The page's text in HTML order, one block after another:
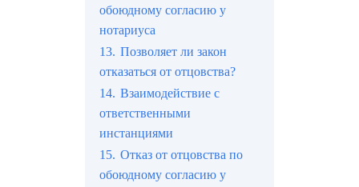
обоюдному согласию у
нотариуса
13. Позволяет ли закон
отказаться от отцовства?
14. Взаимодействие с
ответственными
инстанциями
15. Отказ от отцовства по
обоюдному согласию у